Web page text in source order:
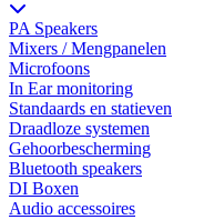
PA Speakers
Mixers / Mengpanelen
Microfoons
In Ear monitoring
Standaards en statieven
Draadloze systemen
Gehoorbescherming
Bluetooth speakers
DI Boxen
Audio accessoires